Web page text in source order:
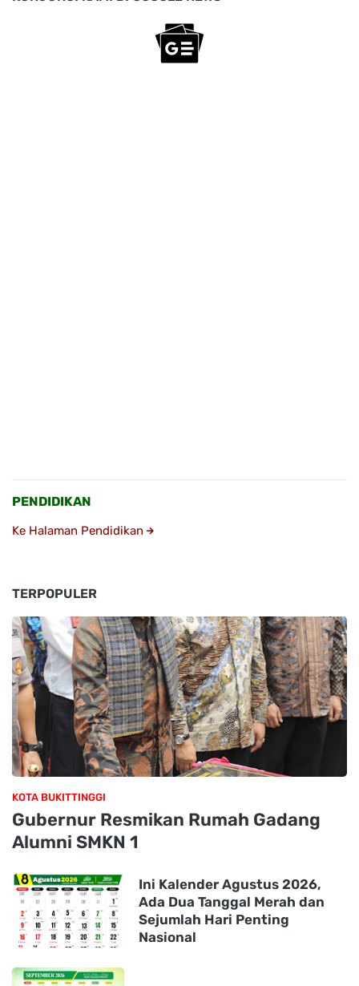
PENDIDIKAN
Ke Halaman Pendidikan
TERPOPULER
KOTA BUKITTINGGI
Gubernur Resmikan Rumah Gadang
Alumni SMKN 1
Ini Kalender Agustus 2026,
Ada Dua Tanggal Merah dan
Sejumlah Hari Penting
Nasional